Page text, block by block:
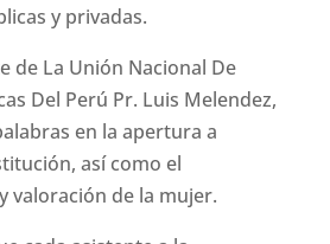
y privadas.
de La Unión Nacional De
Del Perú Pr. Luis Melendez,
en la apertura a
así como el
valoración de la mujer.